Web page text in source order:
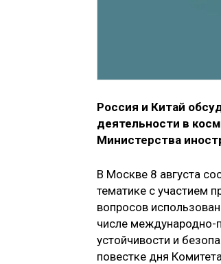
Россия и Китай
деятельности в
Министерства
В Москве 8 августа
тематике с участием
вопросов
числе международно-
устойчивости и
повестке дня